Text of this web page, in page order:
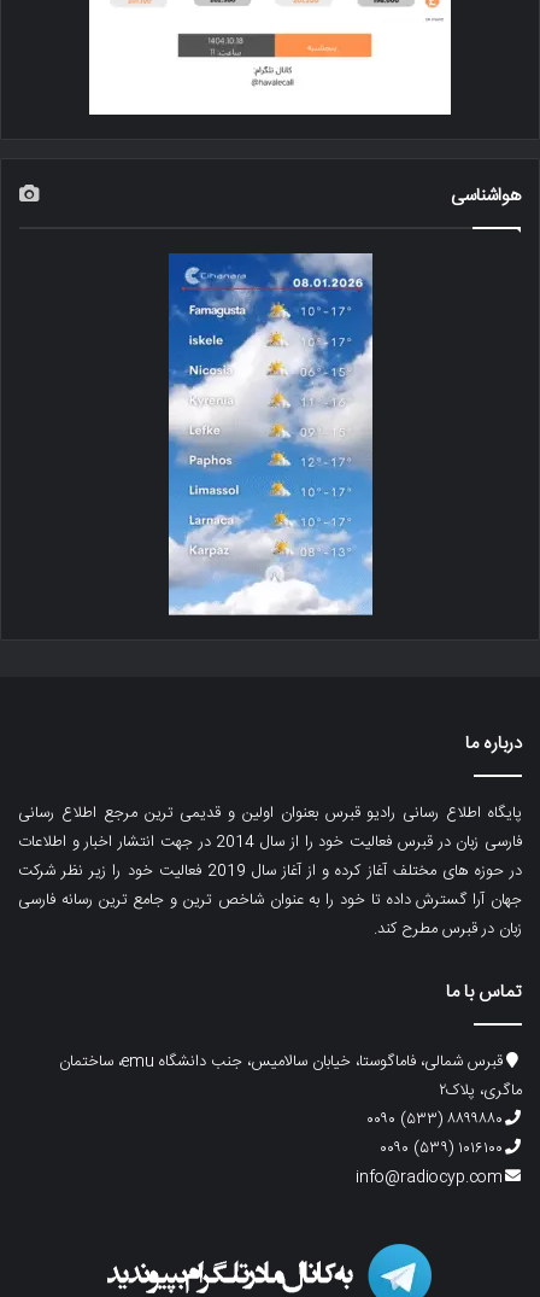
هواشناسی
درباره ما
پایگاه اطلاع رسانی رادیو قبرس بعنوان اولین و قدیمی ترین مرجع اطلاع رسانی
فارسی زبان در قبرس فعالیت خود را از سال 2014 در جهت انتشار اخبار و اطلاعات
در حوزه های مختلف آغاز کرده و از آغاز سال 2019 فعالیت خود را زیر نظر شرکت
جهان آرا گسترش داده تا خود را به عنوان شاخص ترین و جامع ترین رسانه فارسی
زبان در قبرس مطرح کند.
تماس با ما
قبرس شمالی، فاماگوستا، خیابان سالامیس، جنب دانشگاه emu، ساختمان
ماگری، پلاک۲
۸۸۹۹۸۸۰ (۵۳۳) ۰۰۹۰
۱۰۱۶۱۰۰ (۵۳۹) ۰۰۹۰
info@radiocyp.com